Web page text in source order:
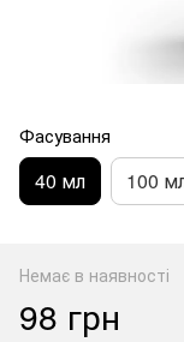
Фасування
40 мл 100
Немає в наявності
98 грн